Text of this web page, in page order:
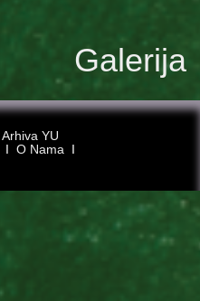
Galerija
Arhiva YU
Ι O Nama
Ι